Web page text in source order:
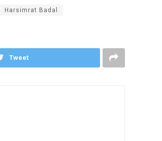
Harsimrat Badal
Tweet